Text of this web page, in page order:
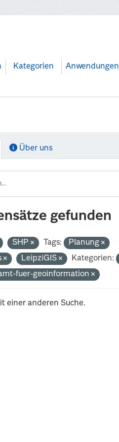
Kategorien Anwendungen
Über uns
gefunden
SHP Tags:
Planung
LeipziGIS Kategorien:
fuer-geoinformation
einer anderen Suche.